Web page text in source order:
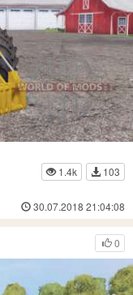
1.4k
103
30.07.2018 21:04:08
0